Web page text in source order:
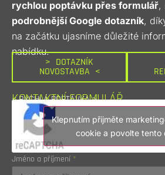
rychlou poptávku přes formulář
podrobnější Google dotazník,
na začátku ujasníme důležité
nabídku.
> DOTAZNÍK
NOVOSTAVBA <
< RYCHLÁ POPTÁVKA >
KONTAKTNÍ FORMULÁŘ
Klepnutím přijměte
cookie a povolte tento
Jméno a příjmení *